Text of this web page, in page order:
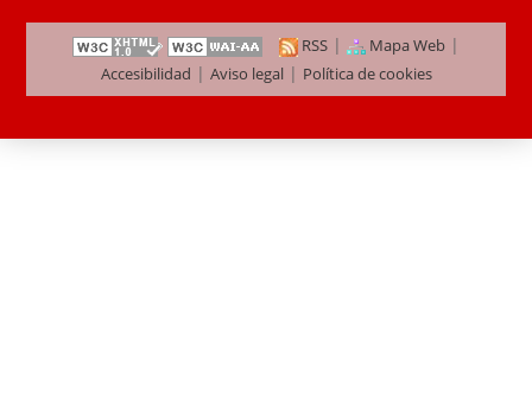
RSS | Mapa Web |
Accesibilidad | Aviso legal| Política de cookies